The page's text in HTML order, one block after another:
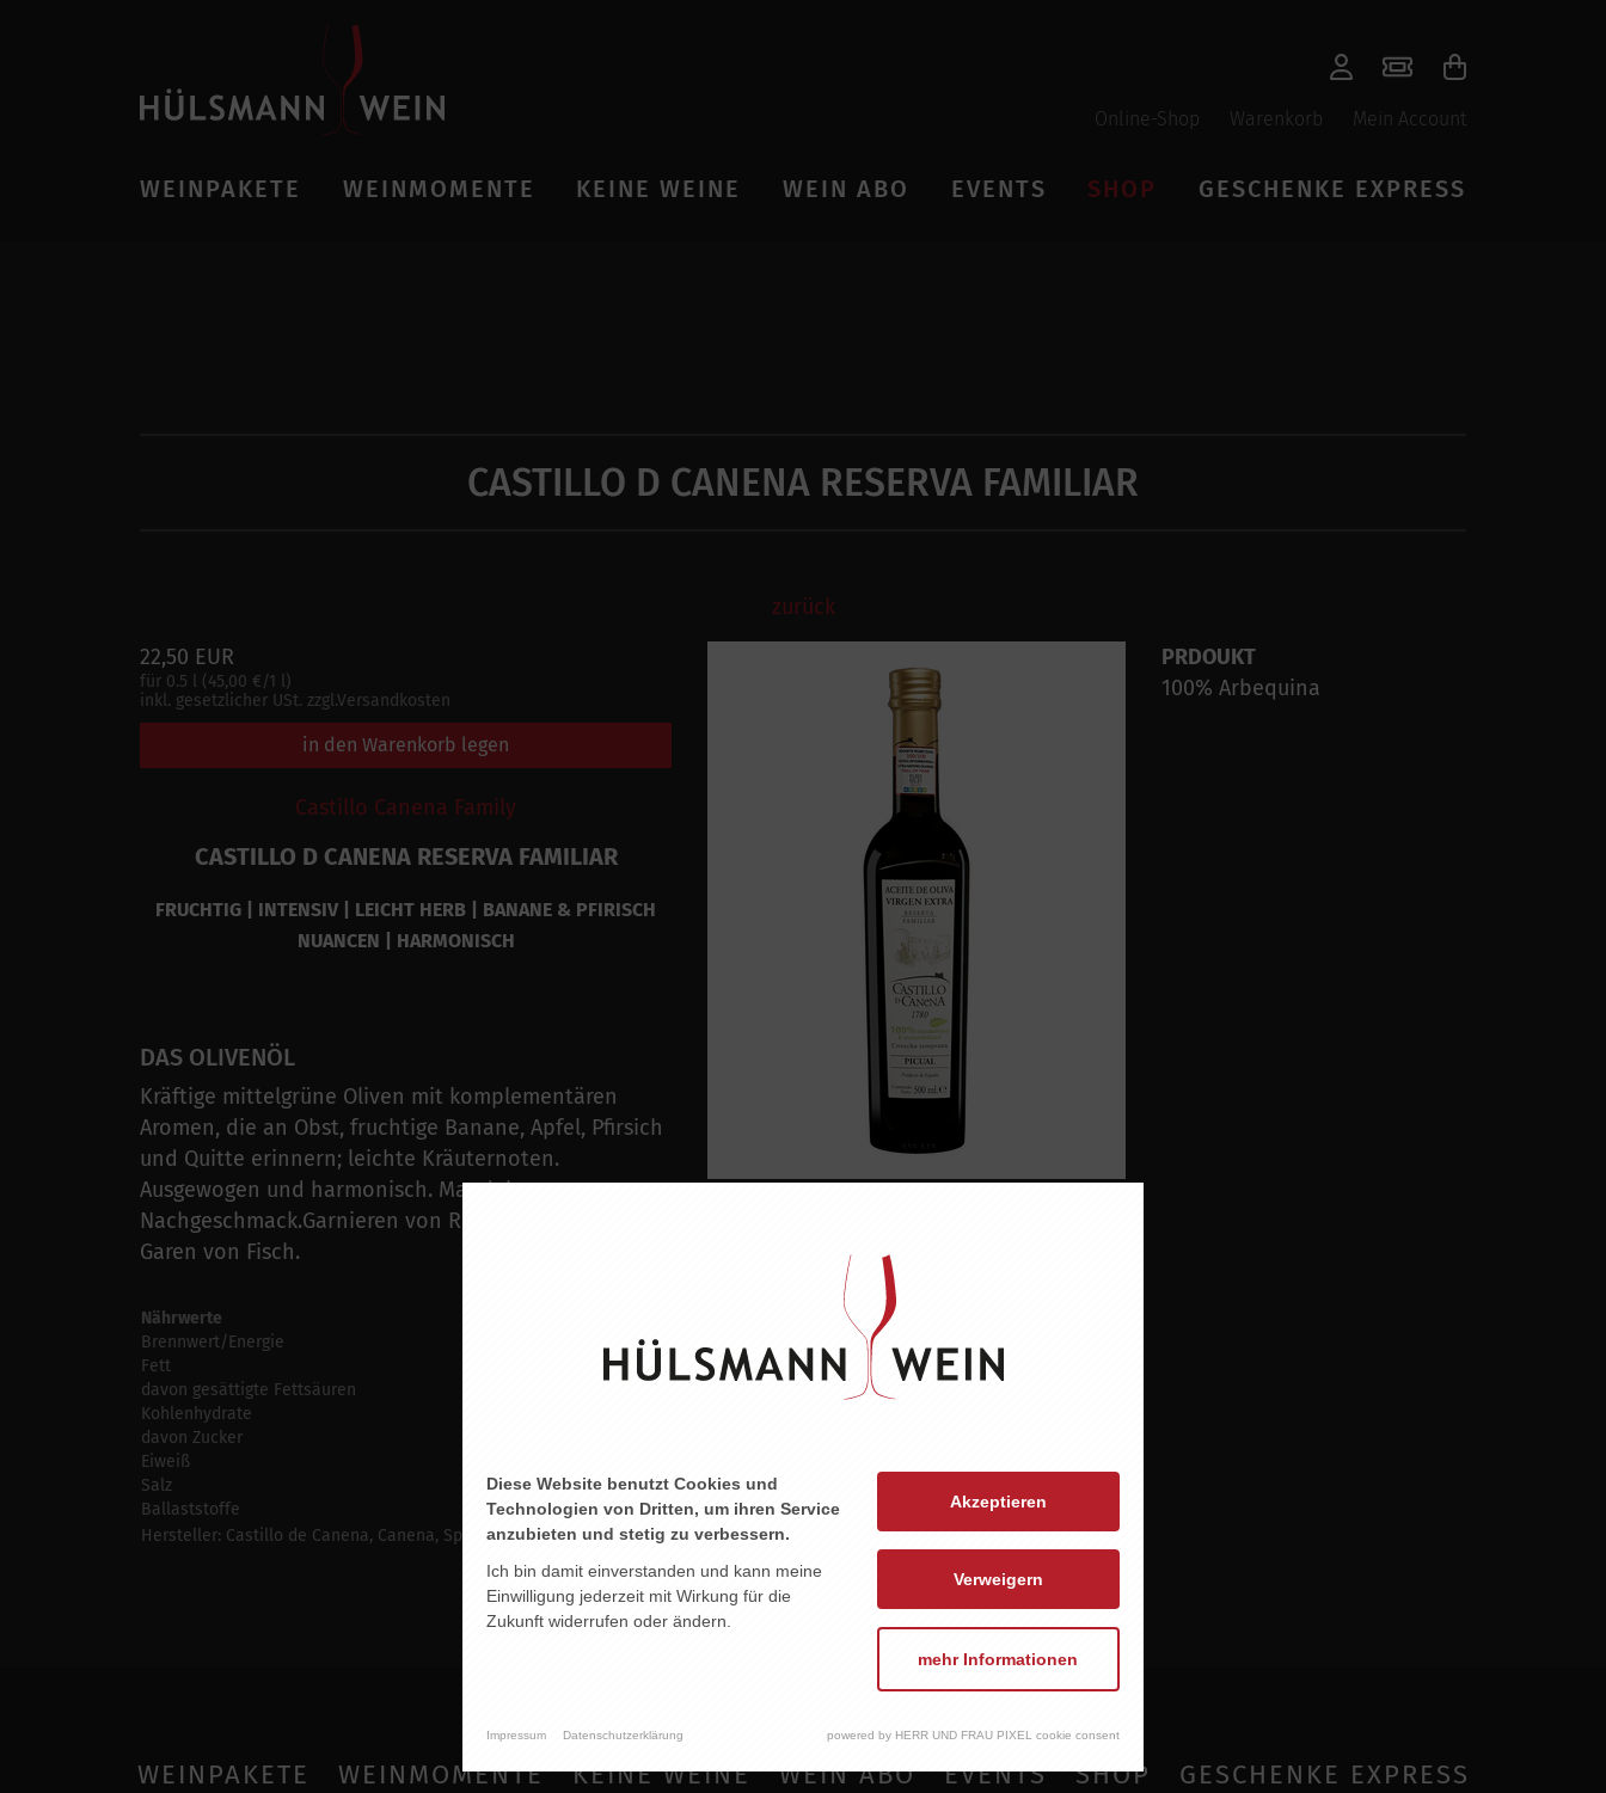
Online-Shop Warenkorb Mein Account
WEINPAKETE WEINMOMENTE KEINE WEINE WEIN ABO EVENTS SHOP GESCHENKE EXPRESS
CASTILLO D CANENA RESERVA FAMILIAR
zurück
22,50 EUR
für 0.5 l (45,00 €/1 l)
inkl. gesetzlicher USt. zzgl.Versandkosten
in den Warenkorb legen
Castillo Canena Family
CASTILLO D CANENA RESERVA FAMILIAR
FRUCHTIG | INTENSIV | LEICHT HERB | BANANE & PFIRISCH
NUANCEN | HARMONISCH
DAS OLIVENÖL
Kräftige mittelgrüne Oliven mit komplementären
Aromen, die an Obst, fruchtige Banane, Apfel, Pfirsich
und Quitte erinnern; leichte Kräuternoten.
Ausgewogen und harmonisch. Mandel-
Nachgeschmack.Garnieren von Rindercarpaccio, zum
Garen von Fisch.
Nährwerte
Brennwert/Energie
Fett
davon gesättigte Fettsäuren
Kohlenhydrate
davon Zucker
Eiweiß
Salz
0 g
Ballaststoffe
0 g
Hersteller: Castillo de Canena, Canena, Spanien
PRDOUKT
100% Arbequina
WEINPAKETE WEINMOMENTE KEINE WEINE WEIN ABO EVENTS SHOP GESCHENKE EXPRESS
Diese Website benutzt Cookies und
Technologien von Dritten, um ihren Service
anzubieten und stetig zu verbessern.
Ich bin damit einverstanden und kann meine
Einwilligung jederzeit mit Wirkung für die
Zukunft widerrufen oder ändern.
Akzeptieren
Verweigern
mehr Informationen
Impressum Datenschutzerklärung powered by HERR UND FRAU PIXEL cookie consent